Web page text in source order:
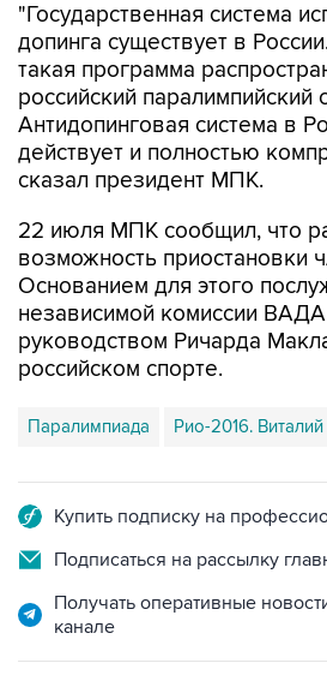
"Государственная система
допинга существует в
такая программа
российский паралимпийский
Антидопинговая система в
действует и полностью
сказал президент МПК.
22 июля МПК сообщил, что
возможность приостановки
Основанием для этого
независимой комиссии
руководством Ричарда
российском спорте.
Паралимпиада Рио-2016.
Купить подписку на
Подписаться на рассылку
Получать оперативные
канале